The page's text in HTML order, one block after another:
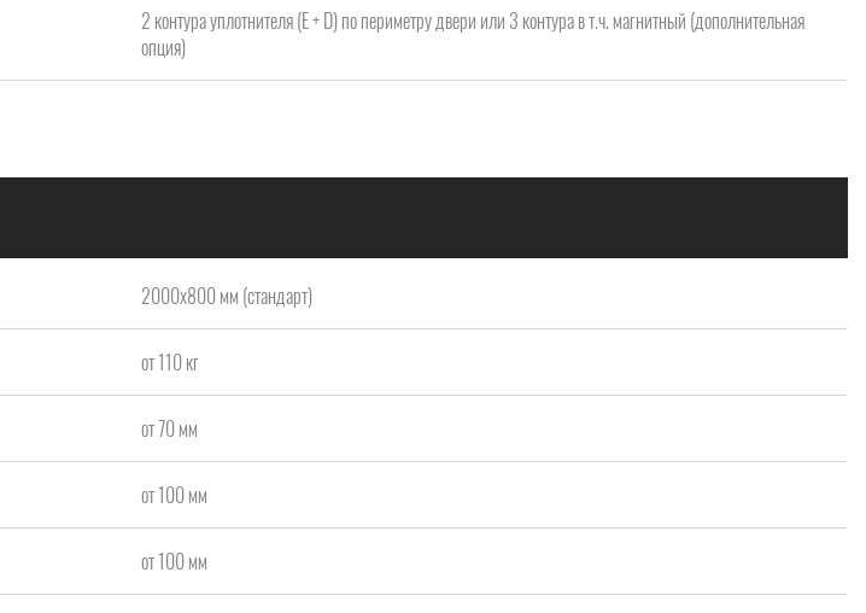
2 контура уплотнителя (Е + D) по периметру двери или 3 контура в т.ч. магнитный (дополнительная
опция)
2000x800 мм (стандарт)
от 110 кг
от 70 мм
от 100 мм
от 100 мм